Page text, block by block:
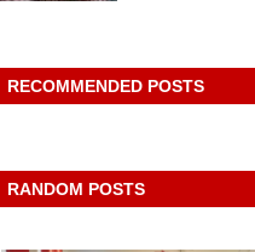
RECOMMENDED POSTS
RANDOM POSTS